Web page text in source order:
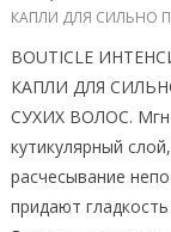
КАПЛИ ДЛЯ СИЛЬНО
BOUTICLE
КАПЛИ ДЛЯ
СУХИХ ВОЛОС.
кутикулярный
расчесывание
придают